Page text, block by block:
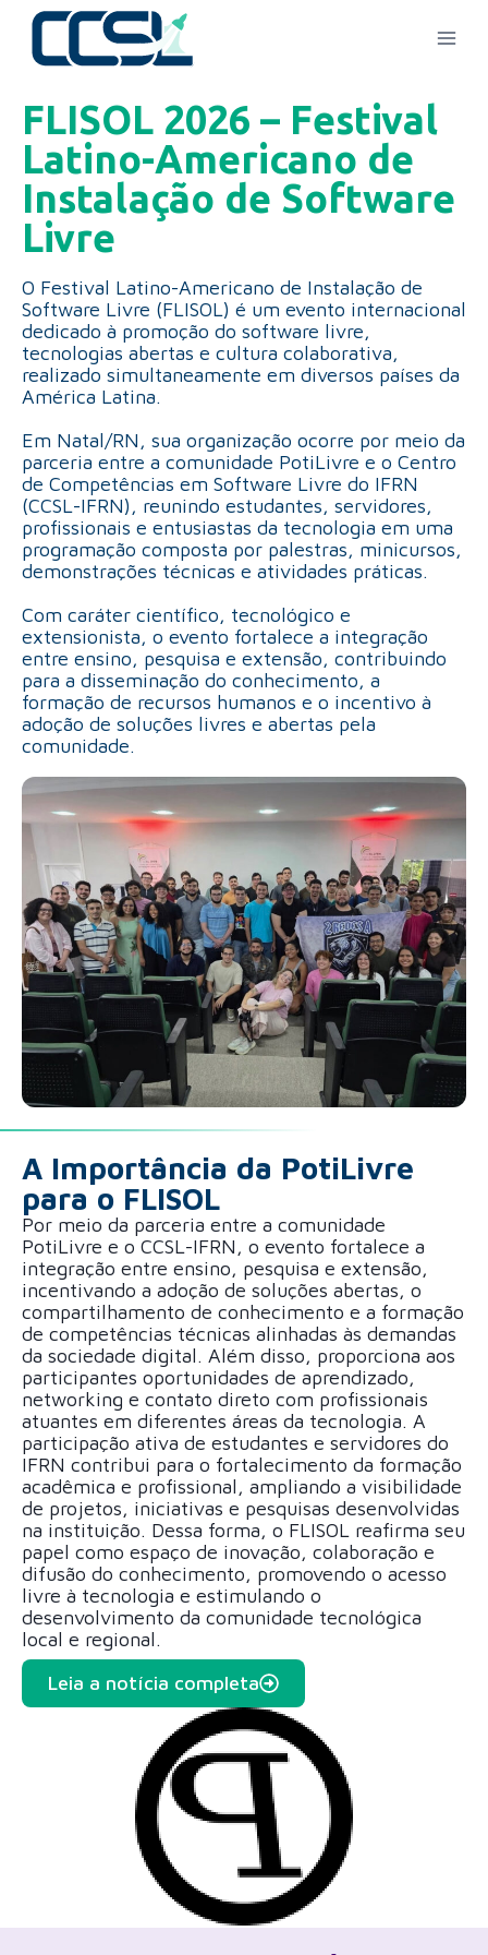
FLISOL 2026 – Festival
Latino-Americano de
Instalação de Software
Livre
O Festival Latino-Americano de Instalação de
Software Livre (FLISOL) é um evento internacional
dedicado à promoção do software livre,
tecnologias abertas e cultura colaborativa,
realizado simultaneamente em diversos países da
América Latina.
Em Natal/RN, sua organização ocorre por meio da
parceria entre a comunidade PotiLivre e o Centro
de Competências em Software Livre do IFRN
(CCSL-IFRN), reunindo estudantes, servidores,
profissionais e entusiastas da tecnologia em uma
programação composta por palestras, minicursos,
demonstrações técnicas e atividades práticas.
Com caráter científico, tecnológico e
extensionista, o evento fortalece a integração
entre ensino, pesquisa e extensão, contribuindo
para a disseminação do conhecimento, a
formação de recursos humanos e o incentivo à
adoção de soluções livres e abertas pela
comunidade.
A Importância da PotiLivre
para o FLISOL
Por meio da parceria entre a comunidade
PotiLivre e o CCSL-IFRN, o evento fortalece a
integração entre ensino, pesquisa e extensão,
incentivando a adoção de soluções abertas, o
compartilhamento de conhecimento e a formação
de competências técnicas alinhadas às demandas
da sociedade digital. Além disso, proporciona aos
participantes oportunidades de aprendizado,
networking e contato direto com profissionais
atuantes em diferentes áreas da tecnologia. A
participação ativa de estudantes e servidores do
IFRN contribui para o fortalecimento da formação
acadêmica e profissional, ampliando a visibilidade
de projetos, iniciativas e pesquisas desenvolvidas
na instituição. Dessa forma, o FLISOL reafirma seu
papel como espaço de inovação, colaboração e
difusão do conhecimento, promovendo o acesso
livre à tecnologia e estimulando o
desenvolvimento da comunidade tecnológica
local e regional.
Leia a notícia completa